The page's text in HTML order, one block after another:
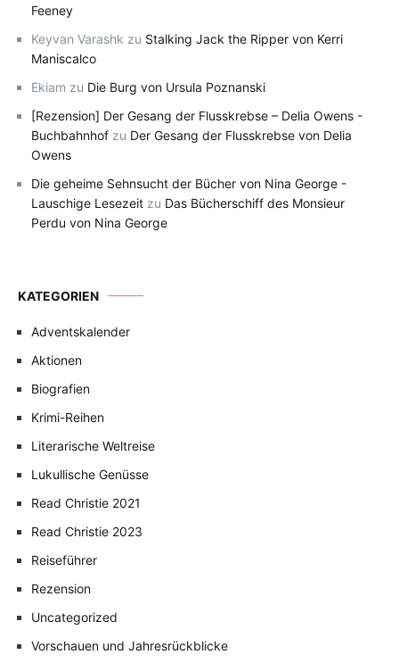
Feeney
Keyvan Varashk zu Stalking Jack the Ripper von Kerri
Maniscalco
Ekiam zu Die Burg von Ursula Poznanski
[Rezension] Der Gesang der Flusskrebse – Delia Owens -
Buchbahnhof zu Der Gesang der Flusskrebse von Delia
Owens
Die geheime Sehnsucht der Bücher von Nina George -
Lauschige Lesezeit zu Das Bücherschiff des Monsieur
Perdu von Nina George
KATEGORIEN
Adventskalender
Aktionen
Biografien
Krimi-Reihen
Literarische Weltreise
Lukullische Genüsse
Read Christie 2021
Read Christie 2023
Reiseführer
Rezension
Uncategorized
Vorschauen und Jahresrückblicke